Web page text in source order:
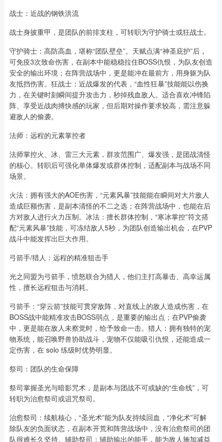
战士：近战的钢铁洪流
战士身披重甲，是团队的前排支柱，可转职为守护骑士或狂战士。
守护骑士：高防高血，堪称“团队壁垒”。天赋点满“神圣庇护”后，
可免疫3次致命伤害，在副本中能稳稳拉住BOSS仇恨，为队友创造
安全的输出环境；在阵营战场中，更是能冲在最前方，用身躯为队
友抵挡伤害。狂战士：近战爆发的代表，“血性狂暴”技能能以伤换
力，在关键时刻瞬间提升攻击力，秒掉残血敌人。适合喜欢冲锋陷
阵、享受近战肉搏快感的玩家，但后期对操作要求较高，需注意躲
避敌人的偷袭。
法师：远程的元素掌控者
法师掌控火、冰、雷三大元素，群攻范围广、爆发强，是团战清怪
的核心。转职后可强化单体爆发或群体控制，适配副本与战场不同
场景。
火法：拥有强大的AOE伤害，“元素风暴”技能能在瞬间对大片敌人
造成巨额伤害，是副本清怪的不二之选；在阵营战场中，也能在后
方对敌人进行火力压制。冰法：擅长群体控制，“寒冰掌控”符文搭
配“元素风暴”技能，可冻结敌人5秒，为团队创造输出机会，在PVP
战斗中能发挥出巨大作用。
弓箭手/猎人：远程的精准狙击手
光之同盟为弓箭手，愤怒联合为猎人，他们主打高暴击、高幸运属
性，擅长远程狙击与消耗。
弓箭手：“穿云箭”技能可贯穿敌阵，对直线上的敌人造成伤害，在
BOSS战中能精准攻击BOSS弱点，是重要的输出点；在PVP偷袭
中，更是能在敌人未察觉时，给予致命一击。猎人：拥有独特的宠
物系统，能召唤野兽协助战斗，宠物不仅能吸引仇恨，还能造成一
定伤害，在 solo 练级时优势明显。
祭司：团队的生命保障
祭司掌握圣光与暗影咒术，是副本与团战不可或缺的“生命线”，可
转职为治愈祭司或诅咒祭司。
治愈祭司：续航核心，“圣光术”能为队友持续回血，“净化术”可解
除队友的负面状态，在副本开荒和阵营战场中，没有治愈祭司的团
队很难长久坚持。辅助祭司：辅助输出的能手，能为敌人施加减益